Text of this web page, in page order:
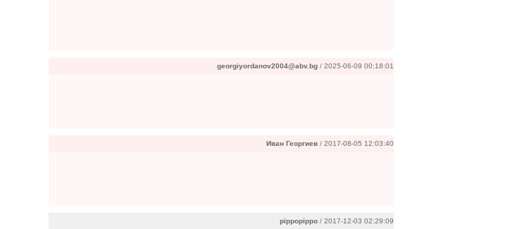
georgiyordanov2004@abv.bg / 2025-06-09 00:18:01
Иван Георгиев / 2017-08-05 12:03:40
pippopippo / 2017-12-03 02:29:09